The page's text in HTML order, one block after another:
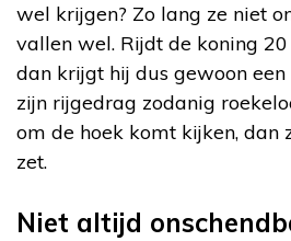
wel krijgen? Zo lang ze niet
vallen wel. Rijdt de koning
dan krijgt hij dus gewoon
zijn rijgedrag zodanig
om de hoek komt kijken, dan
zet.
Niet altijd